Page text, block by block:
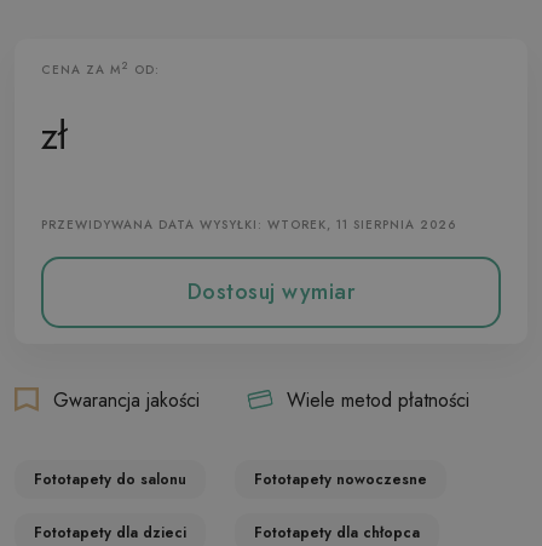
CENA ZA M2 OD:
zł
PRZEWIDYWANA DATA WYSYŁKI: WTOREK, 11 SIERPNIA 2026
Dostosuj wymiar
Gwarancja jakości Wiele metod płatności
Fototapety do salonu Fototapety nowoczesne
Fototapety dla dzieci Fototapety dla chłopca